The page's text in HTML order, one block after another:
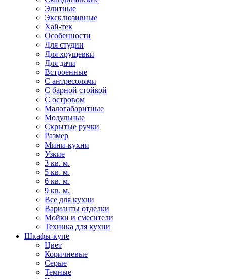
Элитные
Эксклюзивные
Хай-тек
Особенности
Для студии
Для хрущевки
Для дачи
Встроенные
С антресолями
С барной стойкой
С островом
Малогабаритные
Модульные
Скрытые ручки
Размер
Мини-кухни
Узкие
3 кв. м.
5 кв. м.
6 кв. м.
9 кв. м.
Все для кухни
Варианты отделки
Мойки и смесители
Техника для кухни
Шкафы-купе
Цвет
Коричневые
Серые
Темные